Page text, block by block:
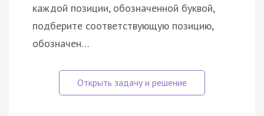
каждой позиции, обозначенной буквой,
подберите соответствующую позицию,
обозначен…